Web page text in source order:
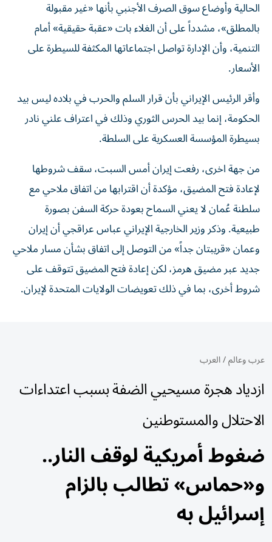
الحالية وأوضاع سوق الصرف الأجنبي بأنها «غير مقبولة
بالمطلق»، مشدداً على أن الغلاء بات «عقبة حقيقية» أمام
التنمية، وأن الإدارة تواصل اجتماعاتها المكثفة للسيطرة على
الأسعار.
وأقر الرئيس الإيراني بأن قرار السلم والحرب في بلاده ليس بيد
الحكومة، إنما بيد الحرس الثوري وذلك في اعتراف علني نادر
بسيطرة المؤسسة العسكرية على السلطة.
من جهة اخرى، رفعت إيران أمس السبت، سقف شروطها
لإعادة فتح المضيق، مؤكدة أن اقترابها من اتفاق ملاحي مع
سلطنة عُمان لا يعني السماح بعودة حركة السفن بصورة
طبيعية. وذكر وزير الخارجية الإيراني عباس عراقجي أن إيران
وعمان «قريبتان جداً» من ‌التوصل إلى اتفاق بشأن مسار ملاحي
جديد عبر مضيق هرمز، لكن إعادة فتح المضيق تتوقف على
شروط أخرى، بما في ذلك تعويضات الولايات المتحدة لإيران.
عرب وعالم/العرب
ازدياد هجرة مسيحيي الضفة بسبب اعتداءات
الاحتلال والمستوطنين
ضغوط أمريكية لوقف النار..
و«حماس» تطالب بالزام
إسرائيل به